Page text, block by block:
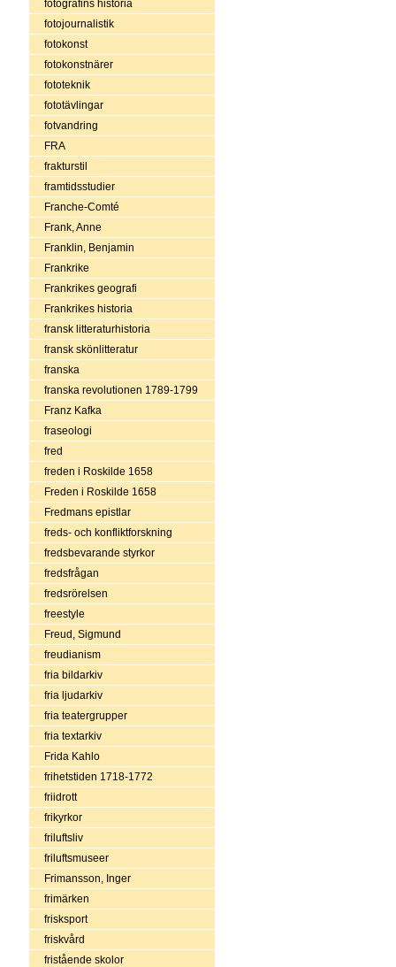
fotografins historia
fotojournalistik
fotokonst
fotokonstnärer
fototeknik
fototävlingar
fotvandring
FRA
frakturstil
framtidsstudier
Franche-Comté
Frank, Anne
Franklin, Benjamin
Frankrike
Frankrikes geografi
Frankrikes historia
fransk litteraturhistoria
fransk skönlitteratur
franska
franska revolutionen 1789-1799
Franz Kafka
fraseologi
fred
freden i Roskilde 1658
Freden i Roskilde 1658
Fredmans epistlar
freds- och konfliktforskning
fredsbevarande styrkor
fredsfrågan
fredsrörelsen
freestyle
Freud, Sigmund
freudianism
fria bildarkiv
fria ljudarkiv
fria teatergrupper
fria textarkiv
Frida Kahlo
frihetstiden 1718-1772
friidrott
frikyrkor
friluftsliv
friluftsmuseer
Frimansson, Inger
frimärken
frisksport
friskvård
fristående skolor